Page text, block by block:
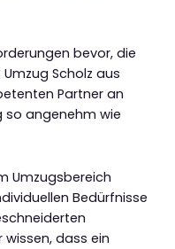
bevor, die
Scholz aus
Partner an
so angenehm wie
Umzugsbereich
Bedürfnisse
wissen, dass ein